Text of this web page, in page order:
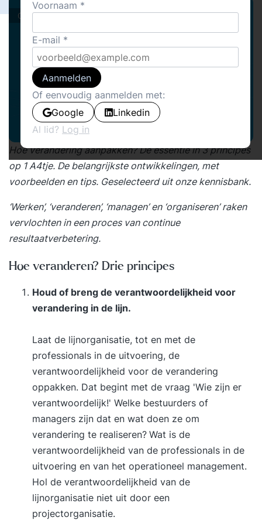
Columns
Hoe verandering aanpakken? De essentie in 3 principes
op 1 A4tje. De belangrijkste ontwikkelingen, met
voorbeelden en tips. Geselecteerd uit onze kennisbank.
‘Werken’, ‘veranderen’, ‘managen’ en ‘organiseren’ raken
vervlochten in een proces van continue
resultaatverbetering.
Hoe veranderen? Drie principes
Houd of breng de verantwoordelijkheid voor
verandering in de lijn.
Laat de lijnorganisatie, tot en met de
professionals in de uitvoering, de
verantwoordelijkheid voor de verandering
oppakken. Dat begint met de vraag 'Wie zijn er
verantwoordelijk!' Welke bestuurders of
managers zijn dat en wat doen ze om
verandering te realiseren? Wat is de
verantwoordelijkheid van de professionals in de
uitvoering en van het operationeel management.
Hol de verantwoordelijkheid van de
lijnorganisatie niet uit door een
projectorganisatie.
Voornaam
E-mail
Aanmelden
Of eenvoudig aanmelden met:
Google
Linkedin
Al lid? Log in